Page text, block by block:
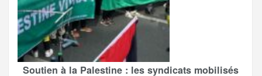
Soutien à la Palestine : les syndicats mobilisés